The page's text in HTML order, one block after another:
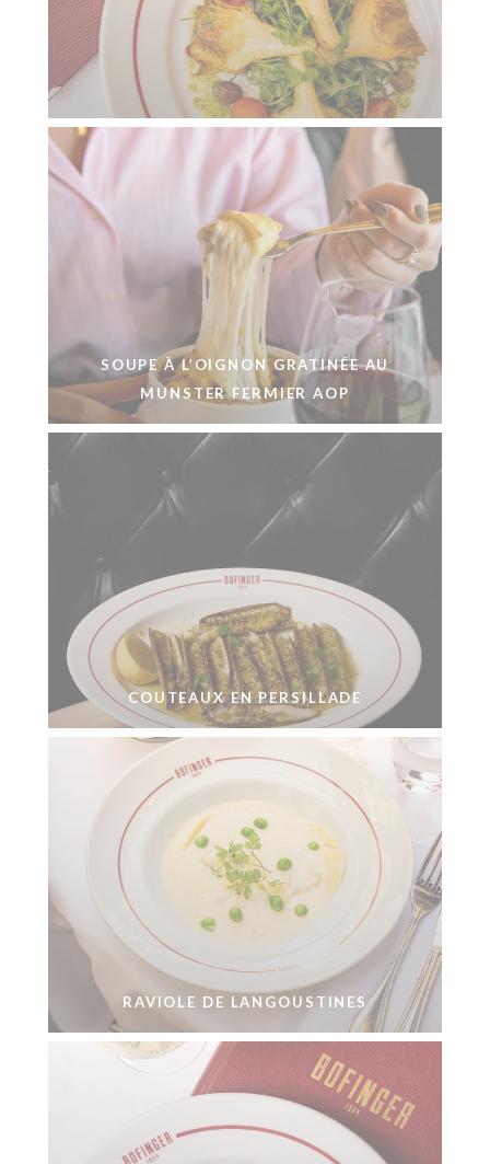
SOUPE À L’OIGNON GRATINÉE AU
MUNSTER FERMIER AOP
COUTEAUX EN PERSILLADE
RAVIOLE DE LANGOUSTINES